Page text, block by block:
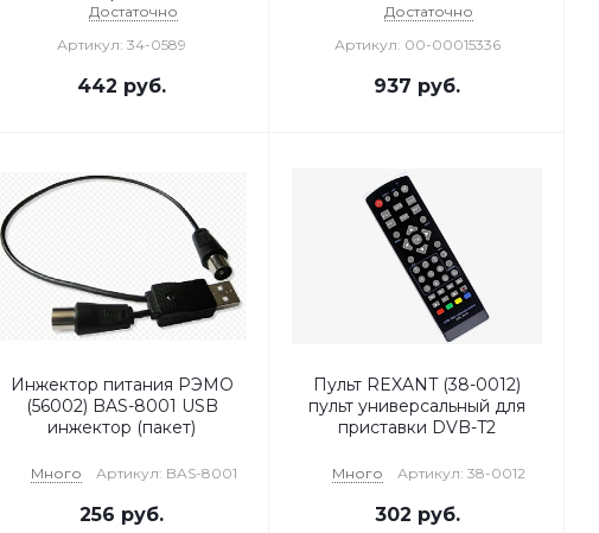
Достаточно
Артикул: 34-0589
442 руб.
Достаточно
Артикул: 00-00015336
937 руб.
Инжектор питания РЭМО
(56002) BAS-8001 USB
инжектор (пакет)
Много Артикул: BAS-8001
256 руб.
Пульт REXANT (38-0012)
пульт универсальный для
приставки DVB-T2
Много Артикул: 38-0012
302 руб.